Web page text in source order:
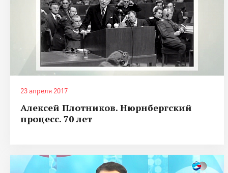
23 апреля 2017
Алексей Плотников. Нюрнбергский
процесс. 70 лет